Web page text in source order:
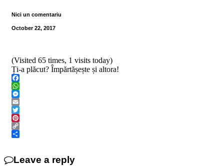
Nici un comentariu
October 22, 2017
(Visited 65 times, 1 visits today)
Ți-a plăcut? Împărtășește și altora!
Facebook
WhatsApp
Messenger
Email
Twitter
Pinterest
Copy
Leave a reply